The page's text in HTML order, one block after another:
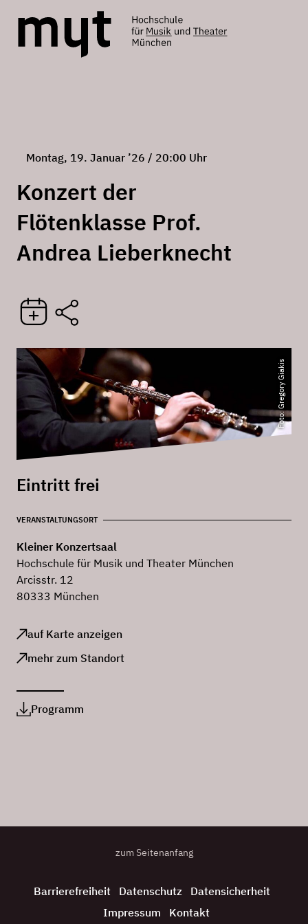
Montag, 19. Januar ’26 / 20:00 Uhr
Konzert der
Flötenklasse Prof.
Andrea Lieberknecht
Foto: Gregory Giakis
Eintritt frei
VERANSTALTUNGSORT
Kleiner Konzertsaal
Hochschule für Musik und Theater München
Arcisstr. 12
80333 München
auf Karte anzeigen
mehr zum Standort
Programm
zum Seitenanfang
Barrierefreiheit Datenschutz
Datensicherheit
Impressum
Kontakt